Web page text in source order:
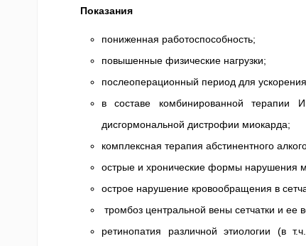
Показания
пониженная работоспособность;
повышенные физические нагрузки;
послеоперационный период для
в составе комбинированной терапии
дисгормональной дистрофии миокарда;
комплексная терапия абстинентного
острые и хронические формы нарушения
острое нарушение кровообращения в
тромбоз центральной вены сетчатки и ее
ретинопатия различной этиологии (в